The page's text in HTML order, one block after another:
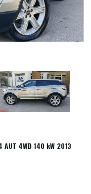
4WD 140 kW 2013